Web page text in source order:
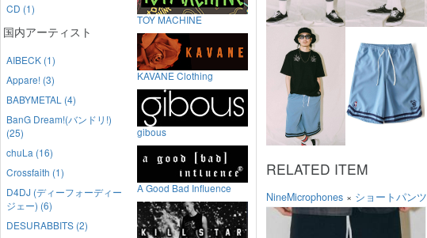
RELATED ITEM
NineMicrophones × ショートパンツ
CD (1)
国内アーティスト
AIBECK (1)
Appare! (3)
BABYMETAL (4)
BanG Dream!(バンドリ!)
(25)
chuLa (16)
Crossfaith (1)
D4DJ (ディーフォーディー
ジェー) (6)
DESURABBITS (2)
TOY MACHINE
KAVANE Clothing
gibous
A Good Bad Influence